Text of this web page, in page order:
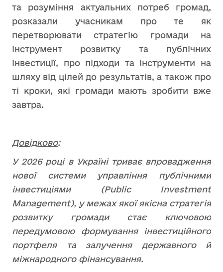
та розуміння актуальних потреб громад,
розказали учасникам про те як
перетворювати стратегію громади на
інструмент розвитку та публічних
інвестиції, про підходи та інструменти на
шляху від цілей до результатів, а також про
ті кроки, які громади мають зробити вже
завтра.
Довідково:
У 2026 році в Україні триває впровадження
нової системи управління публічними
інвестиціями (Public Investment
Management), у межах якої якісна стратегія
розвитку громади стає ключовою
передумовою формування інвестиційного
портфеля та залучення державного й
міжнародного фінансування.